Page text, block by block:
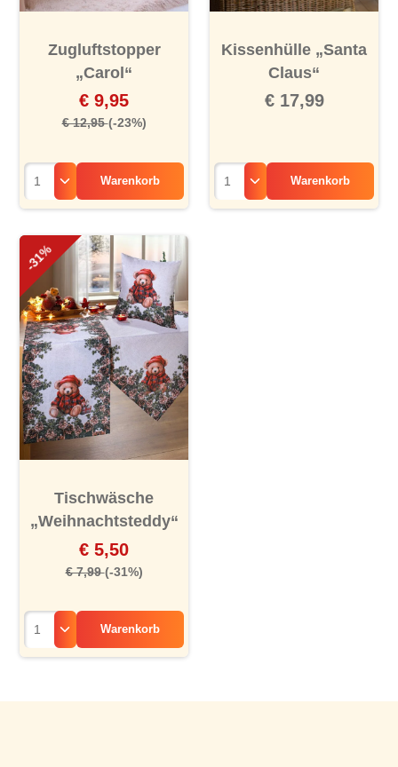
Zugluftstopper
„Carol“
€ 9,95
€ 12,95(-23%)
Warenkorb
Kissenhülle „Santa
Claus“
€ 17,99
Warenkorb
-31%
Tischwäsche
„Weihnachtsteddy“
€ 5,50
€ 7,99(-31%)
Warenkorb